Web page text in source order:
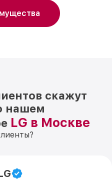
скажут
нашем
LG в Москве